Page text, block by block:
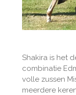
Shakira is het
combinatie
volle zussen
meerdere